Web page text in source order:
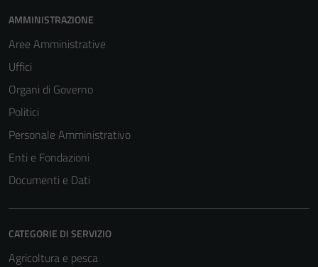
AMMINISTRAZIONE
Aree Amministrative
Uffici
Organi di Governo
Politici
Personale Amministrativo
Enti e Fondazioni
Documenti e Dati
CATEGORIE DI SERVIZIO
Agricoltura e pesca